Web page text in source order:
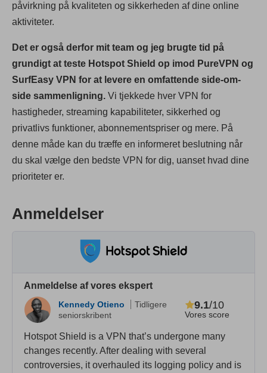
påvirkning på kvaliteten og sikkerheden af dine online
aktiviteter.
Det er også derfor mit team og jeg brugte tid på
grundigt at teste Hotspot Shield op imod PureVPN og
SurfEasy VPN for at levere en omfattende side-om-
side sammenligning. Vi tjekkede hver VPN for
hastigheder, streaming kapabiliteter, sikkerhed og
privatlivs funktioner, abonnementspriser og mere. På
denne måde kan du træffe en informeret beslutning når
du skal vælge den bedste VPN for dig, uanset hvad dine
prioriteter er.
Anmeldelser
Anmeldelse af vores ekspert
Kennedy Otieno
Tidligere
seniorskribent
Vores score
9.1/10
Hotspot Shield is a VPN that’s undergone many
changes recently. After dealing with several
controversies, it overhauled its logging policy and is